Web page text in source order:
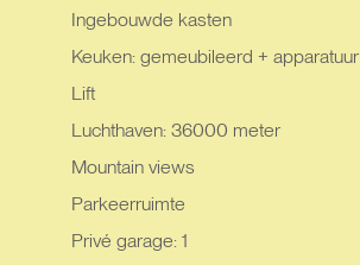
Ingebouwde kasten
Keuken: gemeubileerd + apparatuur
Lift
Luchthaven: 36000 meter
Mountain views
Parkeerruimte
Privé garage: 1